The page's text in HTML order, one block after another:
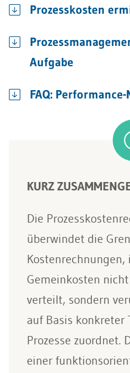
Prozesskosten
Aufgabe
FAQ:
KURZ
Die
überwindet die
Kostenrechnungen,
Gemeinkosten
verteilt, sondern
auf Basis konkreter
Prozesse zuordnet.
einer